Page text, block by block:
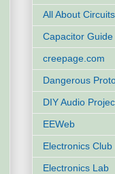
All About Circuits
Capacitor Guide
creepage.com
Dangerous
DIY Audio
EEWeb
Electronics Club
Electronics Lab